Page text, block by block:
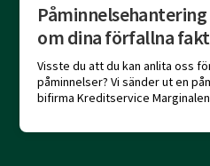
Påminnelsehantering
om dina förfallna
Visste du att du kan anlita oss
påminnelser? Vi sänder ut en
bifirma Kreditservice